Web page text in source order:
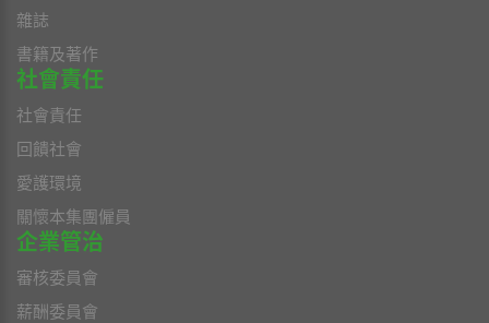
雜誌
書籍及著作
社會責任
社會責任
回饋社會
愛護環境
關懷本集團僱員
企業管治
審核委員會
薪酬委員會